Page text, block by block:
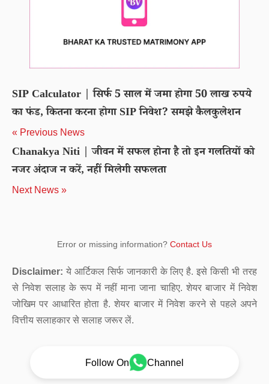
SIP Calculator | सिर्फ 5 साल में जमा होगा 50 लाख रुपये
का फंड, कितना करना होगा SIP निवेश? समझे कैलकुलेशन
« Previous News
Chanakya Niti | जीवन में सफल होना है तो इन गलतियों को
नजर अंदाज न करें, नहीं मिलेगी सफलता
Next News »
Error or missing information? Contact Us
Disclaimer: ये आर्टिकल सिर्फ जानकारी के लिए है. इसे किसी भी तरह
से निवेश सलाह के रूप में नहीं माना जाना चाहिए. शेयर बाजार में निवेश
जोखिम पर आधारित होता है. शेयर बाजार में निवेश करने से पहले अपने
वित्तीय सलाहकार से सलाह जरूर लें.
Follow On Channel